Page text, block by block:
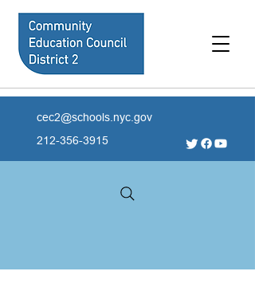
cec2@schools.nyc.gov
212-356-3915